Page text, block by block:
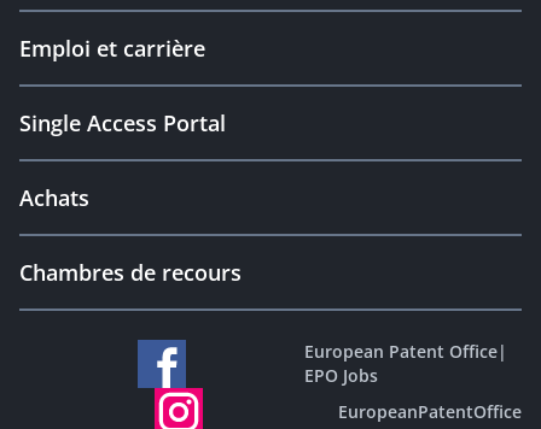
Emploi et carrière
Single Access Portal
Achats
Chambres de recours
European Patent Office|
EPO Jobs
EuropeanPatentOffice